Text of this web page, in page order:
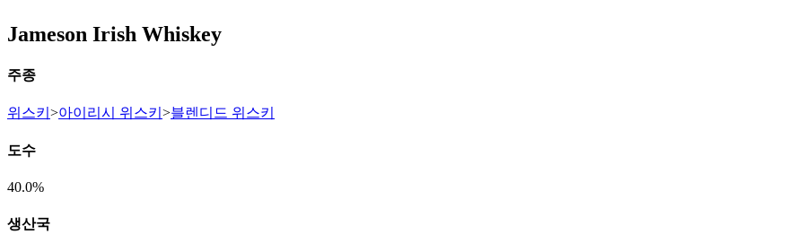
Jameson Irish Whiskey
주종
위스키 >아이리시 위스키 >블렌디드 위스키
도수
40.0%
생산국